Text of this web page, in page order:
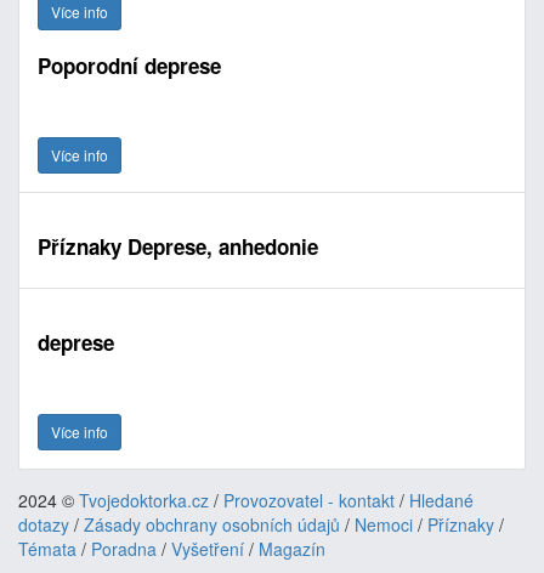
Více info
Poporodní deprese
Více info
Příznaky Deprese, anhedonie
deprese
Více info
2024 © Tvojedoktorka.cz / Provozovatel - kontakt / Hledané
dotazy / Zásady obchrany osobních údajů / Nemoci / Příznaky /
Témata / Poradna / Vyšetření / Magazín